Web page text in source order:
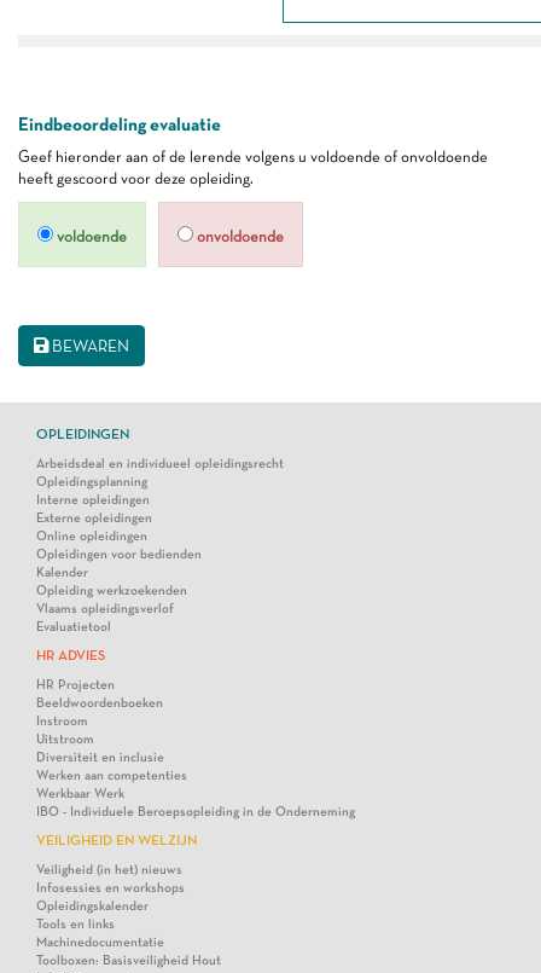
Eindbeoordeling evaluatie
Geef hieronder aan of de lerende volgens u voldoende of onvoldoende
heeft gescoord voor deze opleiding.
voldoende onvoldoende
BEWAREN
OPLEIDINGEN
Arbeidsdeal en individueel opleidingsrecht
Opleidingsplanning
Interne opleidingen
Externe opleidingen
Online opleidingen
Opleidingen voor bedienden
Kalender
Opleiding werkzoekenden
Vlaams opleidingsverlof
Evaluatietool
HR ADVIES
HR Projecten
Beeldwoordenboeken
Instroom
Uitstroom
Diversiteit en inclusie
Werken aan competenties
Werkbaar Werk
IBO - Individuele Beroepsopleiding in de Onderneming
VEILIGHEID EN WELZIJN
Veiligheid (in het) nieuws
Infosessies en workshops
Opleidingskalender
Tools en links
Machinedocumentatie
Toolboxen: Basisveiligheid Hout